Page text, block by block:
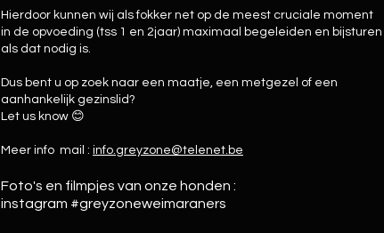
Hierdoor kunnen wij als fokker net op de meest cruciale moment
in de opvoeding (tss 1 en 2jaar) maximaal begeleiden en bijsturen
als dat nodig is.
Dus bent u op zoek naar een maatje, een metgezel of een
aanhankelijk gezinslid?
Let us know 😊
Meer info mail : info.greyzone@telenet.be
Foto's en filmpjes van onze honden :
instagram #greyzoneweimaraners